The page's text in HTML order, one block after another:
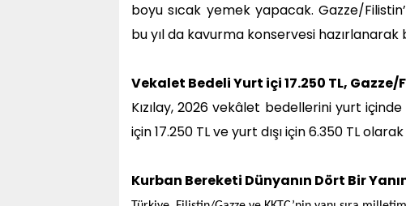
boyu sıcak yemek yapacak. Gazze/
bu yıl da kavurma konservesi hazırlanarak
Vekalet Bedeli Yurt içi 17.250 TL, Gazze/
Kızılay, 2026 vekâlet bedellerini yurt
için 17.250 TL ve yurt dışı için 6.350 TL
Kurban Bereketi Dünyanın Dört Bir